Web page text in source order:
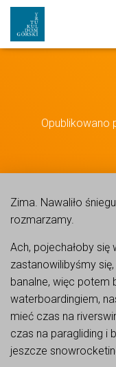
Opublikowano
Zima. Nawaliło
rozmarzamy.
Ach, pojechałoby
zastanowilibyśmy
banalne, więc potem
waterboardingiem,
mieć czas na
czas na paragliding i
jeszcze